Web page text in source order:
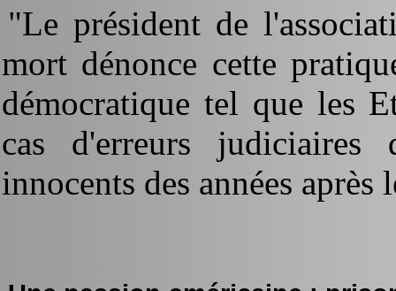
"Le président de
mort dénonce cette
démocratique tel que les
cas d'erreurs judiciaires
innocents des années